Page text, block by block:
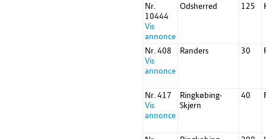
Nr.
10444
Vis
annonce
Odsherred 125
Nr. 408
Vis
annonce
Randers 30
Nr. 417
Vis
annonce
Ringkøbing-
Skjern
40